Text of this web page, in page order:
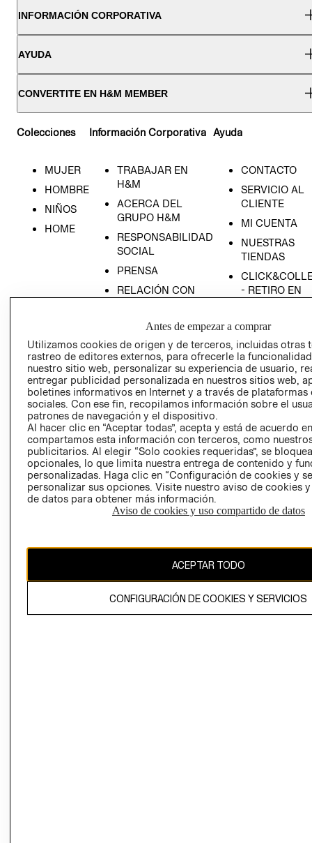
INFORMACIÓN CORPORATIVA
AYUDA
CONVERTITE EN H&M MEMBER
Colecciones
MUJER
HOMBRE
NIÑOS
HOME
Información Corporativa
TRABAJAR EN
H&M
ACERCA DEL
GRUPO H&M
RESPONSABILIDAD
SOCIAL
PRENSA
RELACIÓN CON
POLÍTICA
Ayuda
CONTACTO
SERVICIO AL
CLIENTE
MI CUENTA
NUESTRAS
TIENDAS
- RETIRO EN
TÉRMINOS Y
AVISO DE
PRIVACIDAD
GIFT CARD
AVISO DE
COOKIES
CAMBIAR REGIÓN
Antes de empezar a comprar
Utilizamos cookies de origen y de terceros, incluidas otras
rastreo de editores externos, para ofrecerle la
nuestro sitio web, personalizar su experiencia de usuario,
entregar publicidad personalizada en nuestros sitios web,
boletines informativos en Internet y a través de plataformas
sociales. Con ese fin, recopilamos información sobre el
patrones de navegación y el dispositivo.
Al hacer clic en “Aceptar todas”, acepta y está de acuerdo
compartamos esta información con terceros, como
publicitarios. Al elegir “Solo cookies requeridas”, se
opcionales, lo que limita nuestra entrega de contenido y
personalizadas. Haga clic en “Configuración de cookies y
personalizar sus opciones. Visite nuestro aviso de cookies
de datos para obtener más información.
Aviso de cookies y uso compartido de datos
ACEPTAR TODO
CONFIGURACIÓN DE COOKIES Y SERVICIOS